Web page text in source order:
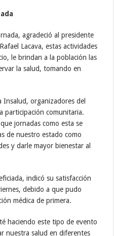
agradeció al presidente
Lacava, estas actividades
le brindan a la población las
la salud, tomando en
Insalud, organizadores del
participación comunitaria.
jornadas como esta se
de nuestro estado como
y darle mayor bienestar al
indicó su satisfacción
debido a que pudo
médica de primera.
haciendo este tipo de evento
nuestra salud en diferentes